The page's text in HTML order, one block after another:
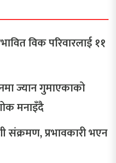
विक परिवारलाई ११
ज्यान गुमाएकाको
मनाइँदै
संक्रमण, प्रभावकारी भएन